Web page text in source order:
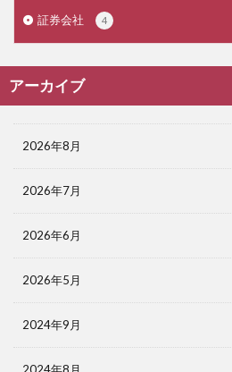
証券会社 4
アーカイブ
2026年8月
2026年7月
2026年6月
2026年5月
2024年9月